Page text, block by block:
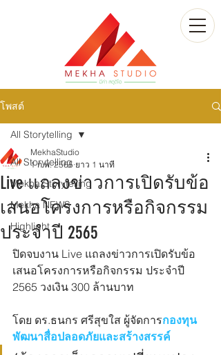
โพสต์
All Storytelling
Mekha Storytelling
Mekha NEWS
Highlight
All Storytelling
Live แถลงข่าวการเปิดรับข้อ
เสนอโครงการหรือกิจกรรม
ประจำปี 2565
MekhaStudio
1 ก.พ. 2565 ยาว 1 นาที
ปิดจบงาน Live แถลงข่าวการเปิดรับข้อ
เสนอโครงการหรือกิจกรรม ประจำปี
2565 วงเงิน 300 ล้านบาท
โดย ดร.ธนกร ศรีสุขใส ผู้จัดการกองทุน
พัฒนาสื่อปลอดภัยและสร้างสรรค์